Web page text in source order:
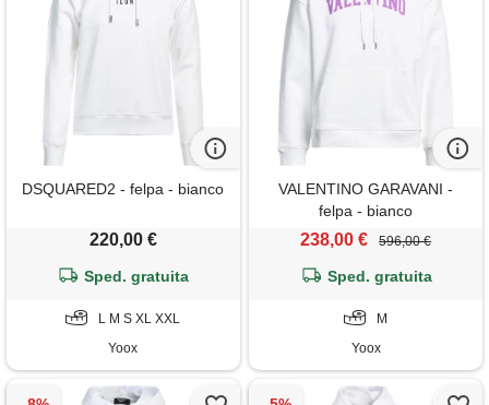
DSQUARED2 - felpa - bianco
220,00 €
Sped. gratuita
L M S XL XXL
Yoox
VALENTINO GARAVANI -
felpa - bianco
238,00 € 596,00 €
Sped. gratuita
M
Yoox